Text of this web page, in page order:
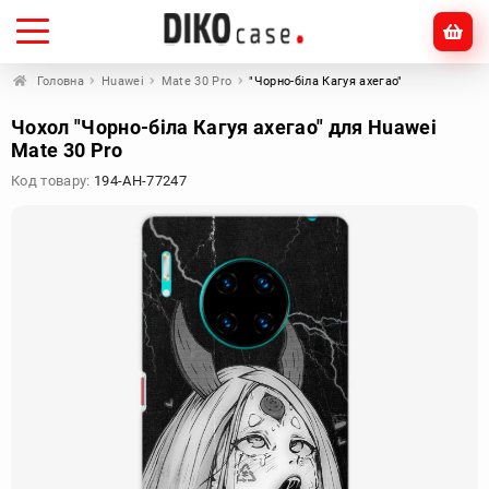
Головна Huawei Mate 30 Pro "Чорно-біла Кагуя ахегао"
Чохол "Чорно-біла Кагуя ахегао" для Huawei
Mate 30 Pro
Код товару: 194-AH-77247